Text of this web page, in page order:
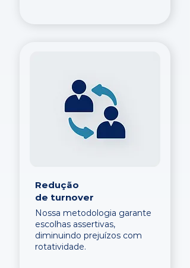
Redução
de turnover
Nossa metodologia garante
escolhas assertivas,
diminuindo prejuízos com
rotatividade.